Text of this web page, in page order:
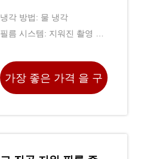
냉각 방법: 물 냉각
필름 시스템: 지워진 촬영 시
가장 좋은 가격 을 구